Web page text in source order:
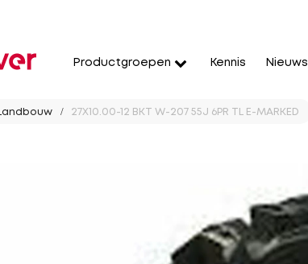
Productgroepen Kennis Nieuws
Landbouw 27X10.00-12 BKT W-207 55J 6PR TL E-MARKED